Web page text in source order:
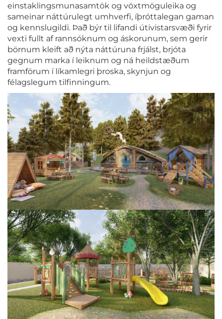
einstaklingsmunasamtök og vöxtmöguleika og
sameinar náttúrulegt umhverfi, íþróttalegan gaman
og kennslugildi. Það býr til lifandi útivistarsvæði fyrir
vexti fullt af rannsóknum og áskorunum, sem gerir
börnum kleift að nýta náttúruna frjálst, brjóta
gegnum marka í leiknum og ná heildstæðum
framförum í líkamlegri þroska, skynjun og
félagslegum tilfinningum.